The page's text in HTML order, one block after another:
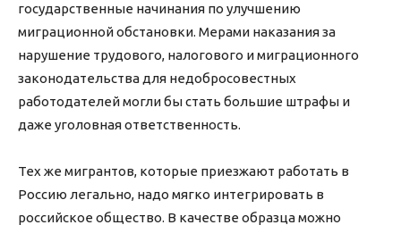
государственные начинания по улучшению
миграционной обстановки. Мерами наказания за
нарушение трудового, налогового и миграционного
законодательства для недобросовестных
работодателей могли бы стать большие штрафы и
даже уголовная ответственность.
Тех же мигрантов, которые приезжают работать в
Россию легально, надо мягко интегрировать в
российское общество. В качестве образца можно